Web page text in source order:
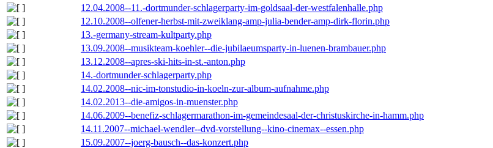
12.04.2008--11.-dortmunder-schlagerparty-im-goldsaal-der-westfalenhalle.php
12.10.2008--olfener-herbst-mit-zweiklang-amp-julia-bender-amp-dirk-florin.php
13.-germany-stream-kultparty.php
13.09.2008--musikteam-koehler--die-jubilaeumsparty-in-luenen-brambauer.php
13.12.2008--apres-ski-hits-in-st.-anton.php
14.-dortmunder-schlagerparty.php
14.02.2008--nic-im-tonstudio-in-koeln-zur-album-aufnahme.php
14.02.2013--die-amigos-in-muenster.php
14.06.2009--benefiz-schlagermarathon-im-gemeindesaal-der-christuskirche-in-hamm.php
14.11.2007--michael-wendler--dvd-vorstellung--kino-cinemax--essen.php
15.09.2007--joerg-bausch--das-konzert.php